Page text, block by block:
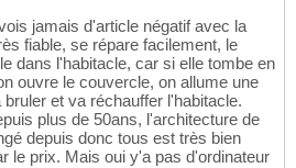
jamais d'article négatif avec la
fiable, se répare facilement, le
dans l'habitacle, car si elle tombe en
ouvre le couvercle, on allume une
et va réchauffer l'habitacle.
plus de 50ans, l'architecture de
depuis donc tous est très bien
le prix. Mais oui y'a pas d'ordinateur